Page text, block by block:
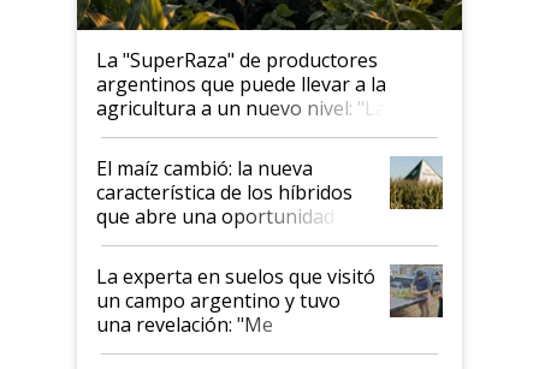
La "SuperRaza" de productores
argentinos que puede llevar a la
agricultura a un nuevo nivel: "Las
posibilidades de crecimiento son
infinitas"
El maíz cambió: la nueva
característica de los híbridos
que abre una oportunidad en
el lote
La experta en suelos que visitó
un campo argentino y tuvo
una revelación: "Me
impresionó mucho"